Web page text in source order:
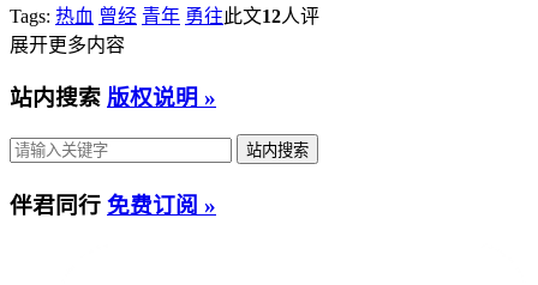
Tags: 热血 曾经 青年 勇往此文12人评
展开更多内容
站内搜索 版权说明 »
伴君同行 免费订阅 »